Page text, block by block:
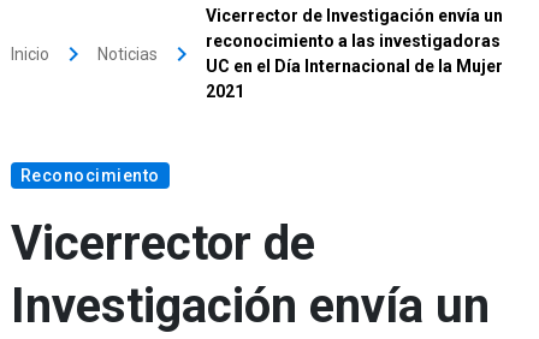
Inicio keyboard_arrow_right Noticias keyboard_arrow_right
Vicerrector de Investigación envía un
reconocimiento a las investigadoras
UC en el Día Internacional de la Mujer
2021
Reconocimiento
Vicerrector de
Investigación envía un